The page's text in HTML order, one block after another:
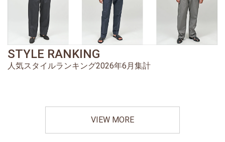
STYLE RANKING
人気スタイルランキング2026年6月集計
VIEW MORE